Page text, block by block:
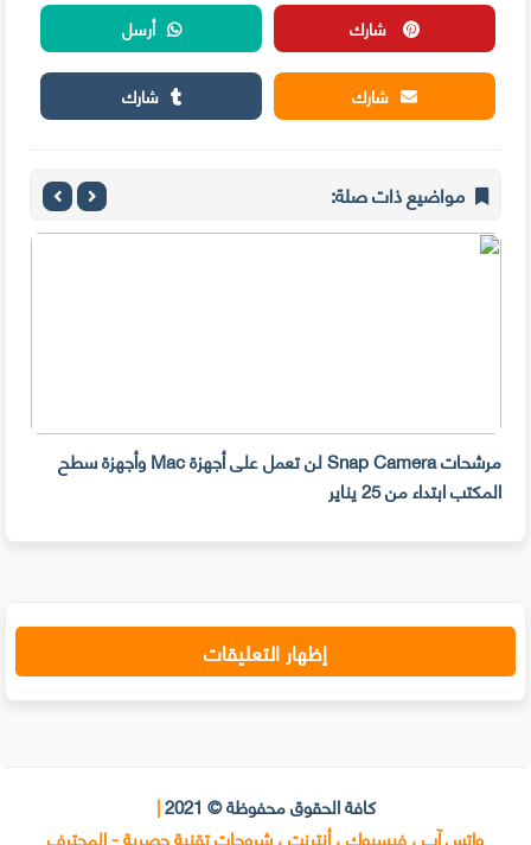
شارك
أرسل
شارك
شارك
مواضيع ذات صلة:
مرشحات Snap Camera لن تعمل على أجهزة Mac وأجهزة سطح
المكتب ابتداء من 25 يناير
إظهار التعليقات
كافة الحقوق محفوظة © 2021 |